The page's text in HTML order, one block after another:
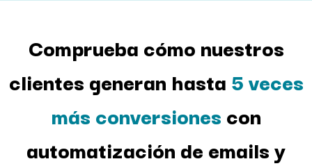
Comprueba cómo nuestros
clientes generan hasta5 veces
más conversionescon
automatización de emails y